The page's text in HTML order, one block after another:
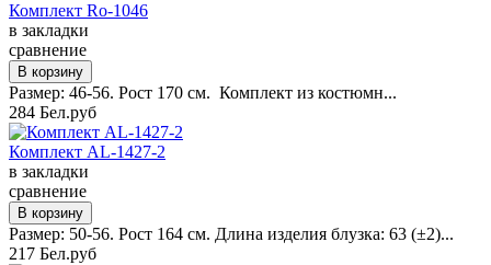
Комплект Ro-1046
в закладки
сравнение
Размер: 46-56. Рост 170 см. Комплект из костюмн...
284 Бел.руб
Комплект AL-1427-2
в закладки
сравнение
Размер: 50-56. Рост 164 см. Длина изделия блузка: 63 (±2)...
217 Бел.руб